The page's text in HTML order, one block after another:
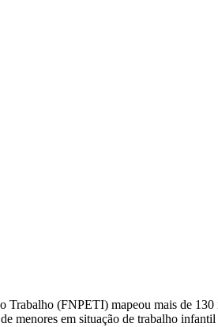
(FNPETI) mapeou mais de 130
menores em situação de trabalho